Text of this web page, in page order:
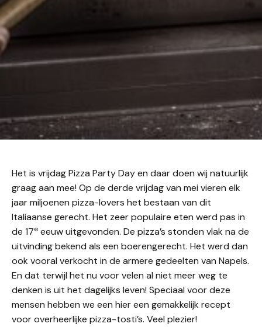
Het is vrijdag Pizza Party Day en daar doen wij natuurlijk
graag aan mee! Op de derde vrijdag van mei vieren elk
jaar miljoenen pizza-lovers het bestaan van dit
Italiaanse gerecht. Het zeer populaire eten werd pas in
de 17e eeuw uitgevonden. De pizza’s stonden vlak na de
uitvinding bekend als een boerengerecht. Het werd dan
ook vooral verkocht in de armere gedeelten van Napels.
En dat terwijl het nu voor velen al niet meer weg te
denken is uit het dagelijks leven! Speciaal voor deze
mensen hebben we een hier een gemakkelijk recept
voor overheerlijke pizza-tosti’s. Veel plezier!